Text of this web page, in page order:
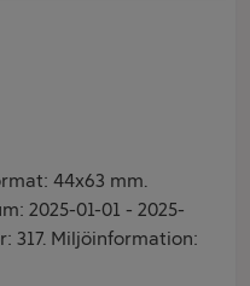
44x63 mm.
2025-01-01 - 2025-
317. Miljöinformation: